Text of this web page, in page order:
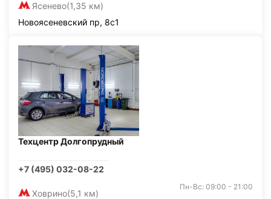
Ясенево(1,35 км)
Новоясеневский пр, 8с1
Техцентр Долгопрудный
+7 (495) 032-08-22
Ховрино(5,1 км)
Пн-Вс: 09:00 - 21:00